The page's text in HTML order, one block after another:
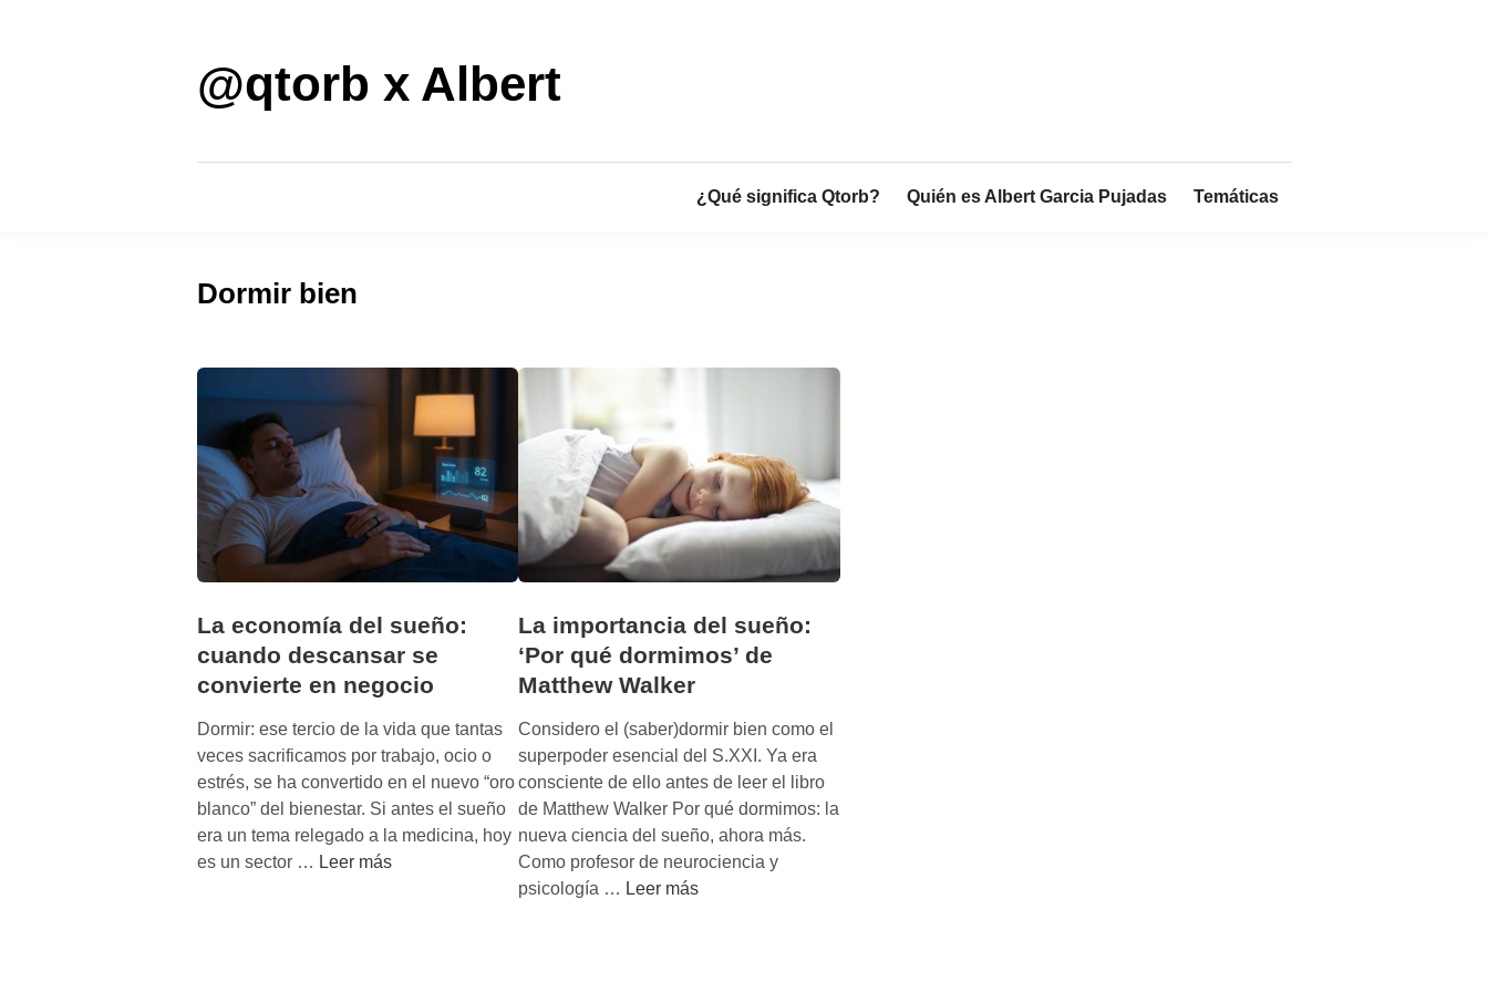
@qtorb x Albert
¿Qué significa Qtorb? Quién es Albert Garcia Pujadas Temáticas
Dormir bien
La economía del sueño:
cuando descansar se
convierte en negocio
Dormir: ese tercio de la vida que tantas
veces sacrificamos por trabajo, ocio o
estrés, se ha convertido en el nuevo “oro
blanco” del bienestar. Si antes el sueño
era un tema relegado a la medicina, hoy
es un sector … LLeer más
La importancia del sueño:
‘Por qué dormimos’ de
Matthew Walker
Considero el (saber)dormir bien como el
superpoder esencial del S.XXI. Ya era
consciente de ello antes de leer el libro
de Matthew Walker Por qué dormimos: la
nueva ciencia del sueño, ahora más.
Como profesor de neurociencia y
psicología … LLeer más